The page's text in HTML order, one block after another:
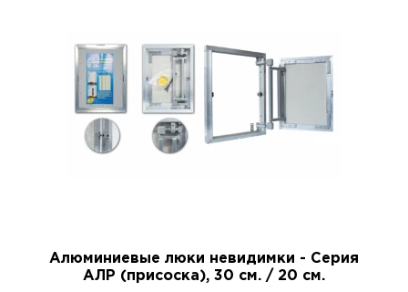
Алюминиевые люки невидимки - Серия
АЛР (присоска), 30 см. / 20 см.